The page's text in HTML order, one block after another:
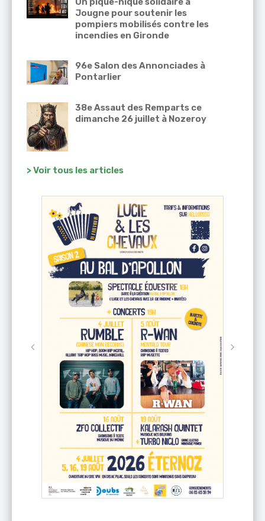
Jougne pour soutenir les
pompiers mobilisés contre les
incendies en Gironde
96e Salon des Annonciades à
Pontarlier
38e Assaut des Remparts ce
dimanche 26 juillet à Nozeroy
> Voir tous les articles